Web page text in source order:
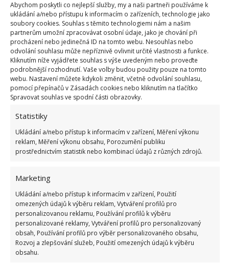
Abychom poskytli co nejlepší služby, my a naši partneři používáme k
ukládání a/nebo přístupu k informacím o zařízeních, technologie jako
soubory cookies. Souhlas s těmito technologiemi nám a našim
partnerům umožní zpracovávat osobní údaje, jako je chování při
procházení nebo jedinečná ID na tomto webu. Nesouhlas nebo
odvolání souhlasu může nepříznivě ovlivnit určité vlastnosti a funkce.
Kliknutím níže vyjádřete souhlas s výše uvedeným nebo proveďte
podrobnější rozhodnutí. Vaše volby budou použity pouze na tomto
webu. Nastavení můžete kdykoli změnit, včetně odvolání souhlasu,
pomocí přepínačů v Zásadách cookies nebo kliknutím na tlačítko
Spravovat souhlas ve spodní části obrazovky.
Statistiky
Ukládání a/nebo přístup k informacím v zařízení, Měření výkonu
reklam, Měření výkonu obsahu, Porozumění publiku
prostřednictvím statistik nebo kombinací údajů z různých zdrojů.
Marketing
Ukládání a/nebo přístup k informacím v zařízení, Použití
omezených údajů k výběru reklam, Vytváření profilů pro
personalizovanou reklamu, Používání profilů k výběru
personalizované reklamy, Vytváření profilů pro personalizovaný
obsah, Používání profilů pro výběr personalizovaného obsahu,
Rozvoj a zlepšování služeb, Použití omezených údajů k výběru
obsahu.
Fotografie: Pixabay
Další praktické informace
Pozor, monstera je toxická rostlina. Tudíž
obezřetně, máte-li doma psa, kočku nebo malé
dítě
Osychání špiček listů – potřebuje zvýšit vzdušnou
vlhkost. Dít se tak může především v zimě, kdy